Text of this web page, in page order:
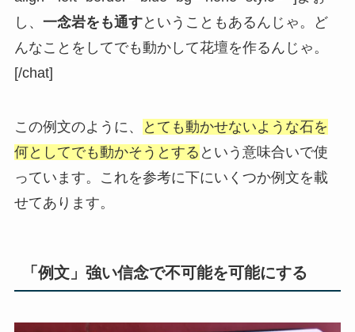
し、 一念岩をも通すということもあるんじゃ。ど
んなことをしてでも動かして花壇を作るんじゃ。
[/chat]
この例文のように、
とても動かせないような石を
何としてでも動かそうとする という意味合いで使
っています。これを参考に下にいくつか例文を載
せてあります。
「例文」強い信念で不可能を可能にする